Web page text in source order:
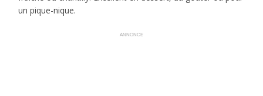
un pique-nique.
ANNONCE